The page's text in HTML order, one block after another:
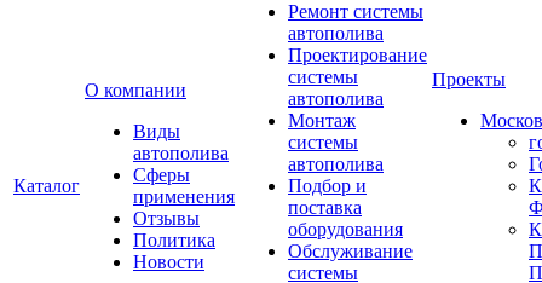
Каталог
О компании
Виды
автополива
Сферы
применения
Отзывы
Политика
Новости
Ремонт системы
автополива
Проектирование
системы
автополива
Монтаж
системы
автополива
Подбор и
поставка
оборудования
Обслуживание
системы
Проекты